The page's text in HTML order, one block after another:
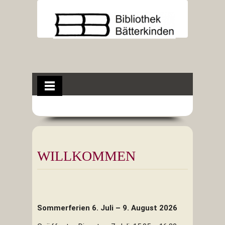
WILLKOMMEN
Sommerferien 6. Juli – 9. August 2026